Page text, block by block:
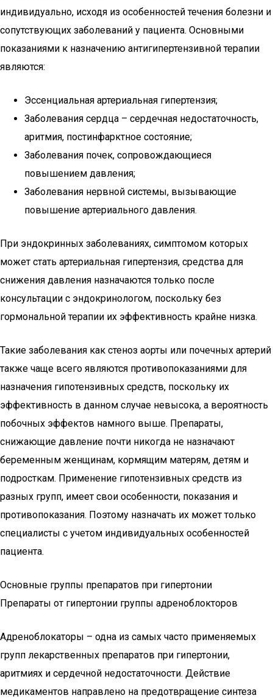
индивидуально, исходя из особенностей течения болезни и
сопутствующих заболеваний у пациента. Основными
показаниями к назначению антигипертензивной терапии
являются:
Эссенциальная артериальная гипертензия;
Заболевания сердца – сердечная недостаточность,
аритмия, постинфарктное состояние;
Заболевания почек, сопровождающиеся
повышением давления;
Заболевания нервной системы, вызывающие
повышение артериального давления.
При эндокринных заболеваниях, симптомом которых
может стать артериальная гипертензия, средства для
снижения давления назначаются только после
консультации с эндокринологом, поскольку без
гормональной терапии их эффективность крайне низка.
Такие заболевания как стеноз аорты или почечных артерий
также чаще всего являются противопоказаниями для
назначения гипотензивных средств, поскольку их
эффективность в данном случае невысока, а вероятность
побочных эффектов намного выше. Препараты,
снижающие давление почти никогда не назначают
беременным женщинам, кормящим матерям, детям и
подросткам. Применение гипотензивных средств из
разных групп, имеет свои особенности, показания и
противопоказания. Поэтому назначать их может только
специалисты с учетом индивидуальных особенностей
пациента.
Основные группы препаратов при гипертонии
Препараты от гипертонии группы адреноблокторов
Адреноблокаторы – одна из самых часто применяемых
групп лекарственных препаратов при гипертонии,
аритмиях и сердечной недостаточности. Действие
медикаментов направлено на предотвращение синтеза